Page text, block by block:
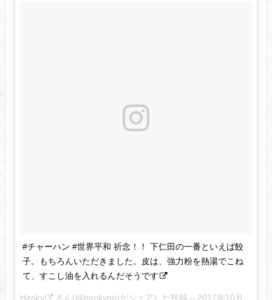
#チャーハン #世界平和 祈念！！ 下仁田の一番といえば餃
子。もちろんいただきました。皮は、強力粉を熱湯でこね
て、すこし油を入れるんだそうです
Hiroky さん(@hirokypp)がシェアした投稿 – 2017年10月月2日午前5時43分PDT